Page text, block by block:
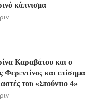
κάπνισμα
Καραβάτου και ο
Φερεντίνος και επίσημα
του «Στούντιο 4»